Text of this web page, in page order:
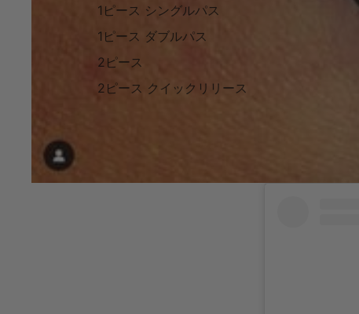
1ピース シングルパス
1ピース ダブルパス
2ピース
2ピース クイックリリース